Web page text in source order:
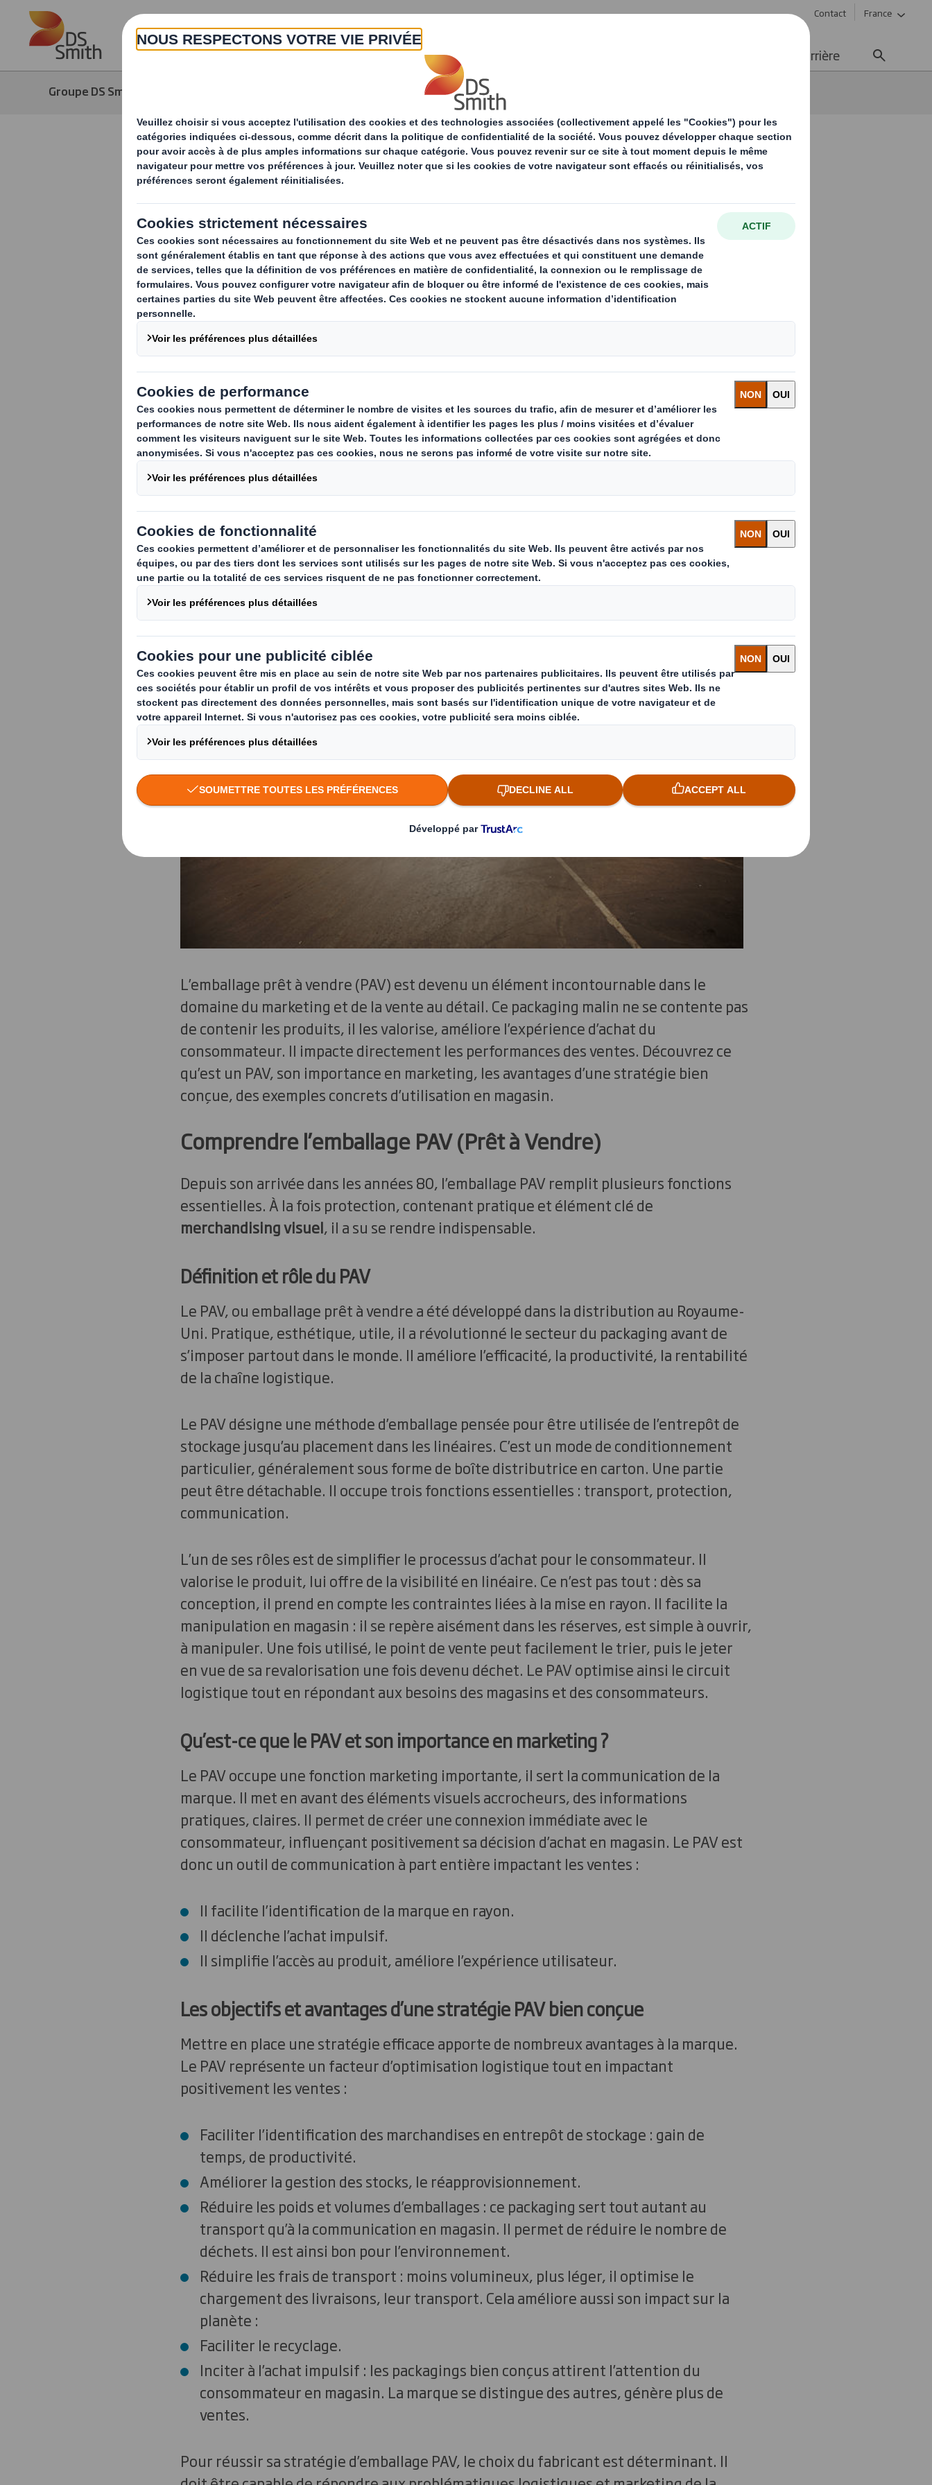
Skip to main content Contact France
A propos Produits & Services Carrière
Groupe DS Smith les avantages de l'emballage prêt à vendre et ses fonctions et usages
Les avantages de l’emballage prêt à
vendre, ses fonctions et usages
Découvrez l'univers captivant de l'emballage prêt à vendre
(PAV), une stratégie marketing incontournable qui transcende
la simple fonction de protection des produits. Explorez des
exemples concrets d'utilisation en magasin, comprenez les
différentes catégories de PAV (SRP et RRP) et leur impact sur
les ventes et l'expérience client.
L’emballage prêt à vendre (PAV) est devenu un élément incontournable dans le
domaine du marketing et de la vente au détail. Ce packaging malin ne se contente pas
de contenir les produits, il les valorise, améliore l’expérience d’achat du
consommateur. Il impacte directement les performances des ventes. Découvrez ce
qu’est un PAV, son importance en marketing, les avantages d’une stratégie bien
conçue, des exemples concrets d’utilisation en magasin.
Comprendre l’emballage PAV (Prêt à Vendre)
Depuis son arrivée dans les années 80, l’emballage PAV remplit plusieurs fonctions
essentielles. À la fois protection, contenant pratique et élément clé de
merchandising visuel, il a su se rendre indispensable.
Définition et rôle du PAV
Le PAV, ou emballage prêt à vendre a été développé dans la distribution au Royaume-
Uni. Pratique, esthétique, utile, il a révolutionné le secteur du packaging avant de
s’imposer partout dans le monde. Il améliore l’efficacité, la productivité, la rentabilité
de la chaîne logistique.
Le PAV désigne une méthode d’emballage pensée pour être utilisée de l’entrepôt de
stockage jusqu’au placement dans les linéaires. C’est un mode de conditionnement
particulier, généralement sous forme de boîte distributrice en carton. Une partie
peut être détachable. Il occupe trois fonctions essentielles : transport, protection,
communication.
L’un de ses rôles est de simplifier le processus d’achat pour le consommateur. Il
valorise le produit, lui offre de la visibilité en linéaire. Ce n’est pas tout : dès sa
conception, il prend en compte les contraintes liées à la mise en rayon. Il facilite la
manipulation en magasin : il se repère aisément dans les réserves, est simple à ouvrir,
à manipuler. Une fois utilisé, le point de vente peut facilement le trier, puis le jeter
en vue de sa revalorisation une fois devenu déchet. Le PAV optimise ainsi le circuit
logistique tout en répondant aux besoins des magasins et des consommateurs.
Qu’est-ce que le PAV et son importance en marketing ?
Le PAV occupe une fonction marketing importante, il sert la communication de la
marque. Il met en avant des éléments visuels accrocheurs, des informations
pratiques, claires. Il permet de créer une connexion immédiate avec le
consommateur, influençant positivement sa décision d’achat en magasin. Le PAV est
donc un outil de communication à part entière impactant les ventes :
Il facilite l’identification de la marque en rayon.
Il déclenche l’achat impulsif.
Il simplifie l’accès au produit, améliore l’expérience utilisateur.
Les objectifs et avantages d’une stratégie PAV bien conçue
Mettre en place une stratégie efficace apporte de nombreux avantages à la marque.
Le PAV représente un facteur d’optimisation logistique tout en impactant
positivement les ventes :
Faciliter l’identification des marchandises en entrepôt de stockage : gain de
temps, de productivité.
Améliorer la gestion des stocks, le réapprovisionnement.
Réduire les poids et volumes d’emballages : ce packaging sert tout autant au
transport qu’à la communication en magasin. Il permet de réduire le nombre de
déchets. Il est ainsi bon pour l’environnement.
Réduire les frais de transport : moins volumineux, plus léger, il optimise le
chargement des livraisons, leur transport. Cela améliore aussi son impact sur la
planète :
Faciliter le recyclage.
Inciter à l’achat impulsif : les packagings bien conçus attirent l’attention du
consommateur en magasin. La marque se distingue des autres, génère plus de
ventes.
Pour réussir sa stratégie d’emballage PAV, le choix du fabricant est déterminant. Il